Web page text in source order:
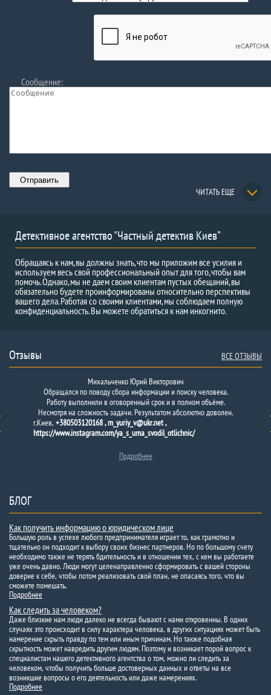
Сообщение:
ЧИТАТЬ ЕЩЕ
Детективное агентство "Частный детектив Киев”
Обращаясь к нам, вы должны знать, что мы приложим все усилия и
используем весь свой профессиональный опыт для того, чтобы вам
помочь. Однако, мы не даем своим клиентам пустых обещаний, вы
обязательно будете проинформированы относительно перспективы
вашего дела. Работая со своими клиентами, мы соблюдаем полную
конфиденциальность. Вы можете обратиться к нам инкогнито.
Отзывы ВСЕ ОТЗЫВЫ
Михальченко Юрий Викторович
Обращался по поводу сбора информации и поиску человека.
Работу выполнили в оговоренный срок и в полном объёме.
Несмотря на сложность задачи. Результатом абсолютно доволен.
г.Киев, +380503120168 , m_yuriy_v@ukr.net ,
https://www.instagram.com/ya_s_uma_svodil_otlichnic/
Подробнее
БЛОГ
Как получить информацию о юридическом лице
Большую роль в успехе любого предпринимателя играет то, как грамотно и
тщательно он подходит к выбору своих бизнес партнеров. Но по большому счету
необходимо также не терять бдительность и в отношении тех, с кем вы работаете
уже очень давно. Люди могут целенаправленно сформировать с вашей стороны
доверие к себе, чтобы потом реализовать свой план, не опасаясь того, что вы
сможете помешать.
Подробнее
Как следить за человеком?
Даже близкие нам люди далеко не всегда бывают с нами откровенны. В одних
случаях это происходит в силу характера человека, в других ситуациях может быть
намерение скрыть правду по тем или иным причинам. Но также подобная
скрытность может навредить другим людям. Поэтому и возникает порой вопрос к
специалистам нашего детективного агентства о том, можно ли следить за
человеком, чтобы получить больше достоверных данных и ответы на все
возникшие вопросы о его деятельность или даже намерениях.
Подробнее